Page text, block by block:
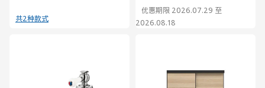
共2种款式
优惠期限 2026.07.29 至
2026.08.18